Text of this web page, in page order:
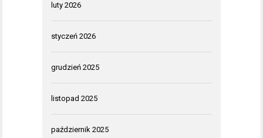
luty 2026
styczeń 2026
grudzień 2025
listopad 2025
październik 2025